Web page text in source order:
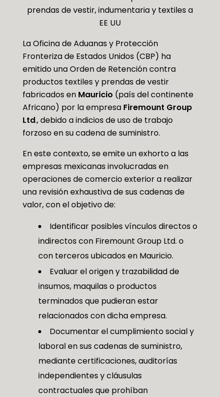
prendas de vestir, indumentaria y textiles a
EE UU
La Oficina de Aduanas y Protección
Fronteriza de Estados Unidos (CBP) ha
emitido una Orden de Retención contra
productos textiles y prendas de vestir
fabricados en Mauricio (país del continente
Africano) por la empresa Firemount Group
Ltd., debido a indicios de uso de trabajo
forzoso en su cadena de suministro.
En este contexto, se emite un exhorto a las
empresas mexicanas involucradas en
operaciones de comercio exterior a realizar
una revisión exhaustiva de sus cadenas de
valor, con el objetivo de:
Identificar posibles vínculos directos o
indirectos con Firemount Group Ltd. o
con terceros ubicados en Mauricio.
Evaluar el origen y trazabilidad de
insumos, maquilas o productos
terminados que pudieran estar
relacionados con dicha empresa.
Documentar el cumplimiento social y
laboral en sus cadenas de suministro,
mediante certificaciones, auditorías
independientes y cláusulas
contractuales que prohíban